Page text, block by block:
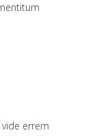
errem